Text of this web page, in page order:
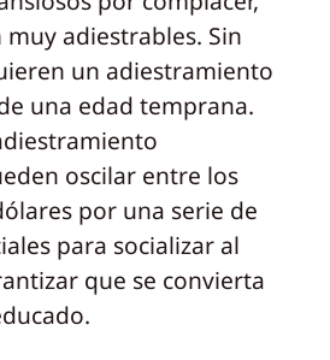
adiestrables. Sin
un adiestramiento
una edad temprana.
oscilar entre los
por una serie de
para socializar al
que se convierta